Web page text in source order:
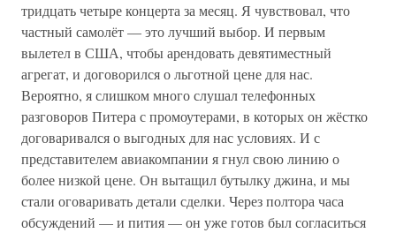
тридцать четыре концерта за месяц. Я чувствовал, что
частный самолёт — это лучший выбор. И первым
вылетел в США, чтобы арендовать девятиместный
агрегат, и договорился о льготной цене для нас.
Вероятно, я слишком много слушал телефонных
разговоров Питера с промоутерами, в которых он жёстко
договаривался о выгодных для нас условиях. И с
представителем авиакомпании я гнул свою линию о
более низкой цене. Он вытащил бутылку джина, и мы
стали оговаривать детали сделки. Через полтора часа
обсуждений — и пития — он уже готов был согласиться